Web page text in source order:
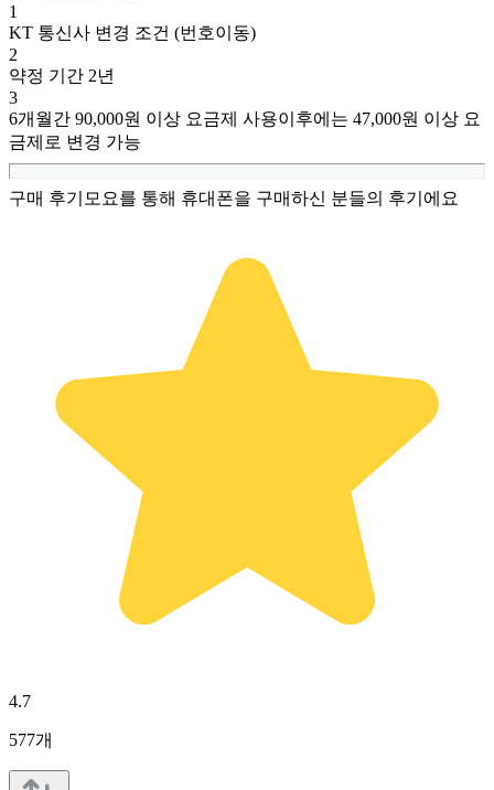
1
KT 통신사 변경 조건 (번호이동)
2
약정 기간 2년
3
6개월간 90,000원 이상 요금제 사용이후에는 47,000원 이상 요
금제로 변경 가능
구매 후기 모요를 통해 휴대폰을 구매하신 분들의 후기에요
4.7
577개